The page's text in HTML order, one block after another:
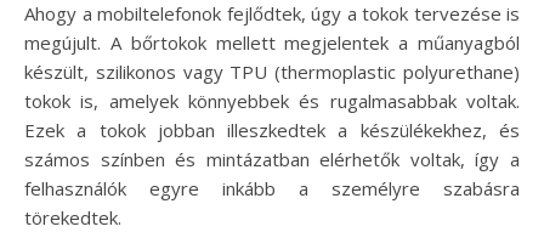
Ahogy a mobiltelefonok fejlődtek, úgy a tokok tervezése is
megújult. A bőrtokok mellett megjelentek a műanyagból
készült, szilikonos vagy TPU (thermoplastic polyurethane)
tokok is, amelyek könnyebbek és rugalmasabbak voltak.
Ezek a tokok jobban illeszkedtek a készülékekhez, és
számos színben és mintázatban elérhetők voltak, így a
felhasználók egyre inkább a személyre szabásra
törekedtek.